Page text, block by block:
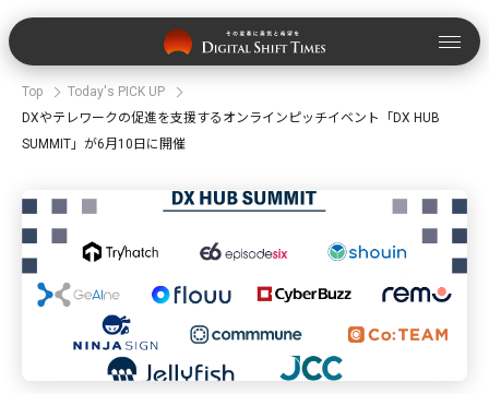
Top
Today's PICK UP
DXやテレワークの促進を支援するオンラインピッチイベント「DX HUB
SUMMIT」が6月10日に開催